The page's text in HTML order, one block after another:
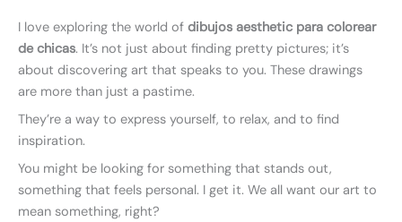
I love exploring the world of dibujos aesthetic para colorear
de chicas. It’s not just about finding pretty pictures; it’s
about discovering art that speaks to you. These drawings
are more than just a pastime.
They’re a way to express yourself, to relax, and to find
inspiration.
You might be looking for something that stands out,
something that feels personal. I get it. We all want our art to
mean something, right?